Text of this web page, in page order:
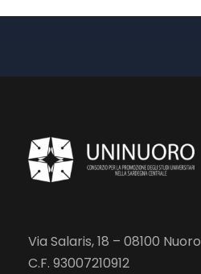
Via Salaris, 18 – 08100 Nuoro
C.F. 93007210912